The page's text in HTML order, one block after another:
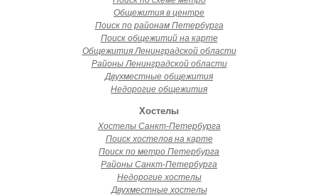
Общежития в центре
Поиск по районам Петербурга
Поиск общежитий на карте
Общежития Ленинградской области
Районы Ленинградской области
Двухместные общежития
Недорогие общежития
Хостелы
Хостелы Санкт-Петербурга
Поиск хостелов на карте
Поиск по метро Петербурга
Районы Санкт-Петербурга
Недорогие хостелы
Двухместные хостелы